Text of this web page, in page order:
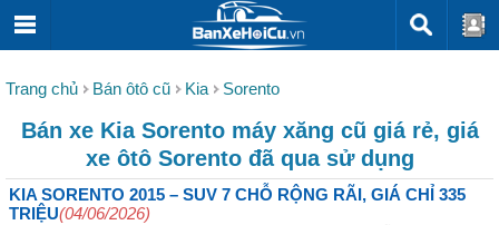
Trang chủ Bán ôtô cũ Kia Sorento
Bán xe Kia Sorento máy xăng cũ giá rẻ, giá
xe ôtô Sorento đã qua sử dụng
KIA SORENTO 2015 – SUV 7 CHỖ RỘNG RÃI, GIÁ CHỈ 335
TRIỆU(04/06/2026)